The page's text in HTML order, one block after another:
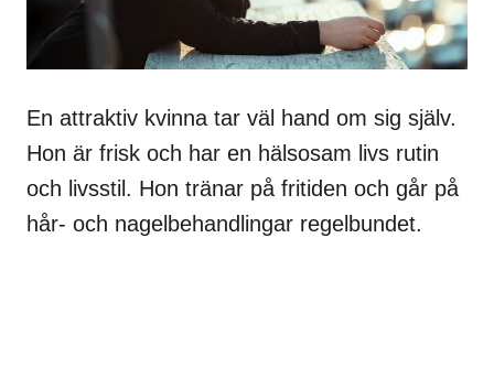
En attraktiv kvinna tar väl hand om sig själv.
Hon är frisk och har en hälsosam livs rutin
och livsstil. Hon tränar på fritiden och går på
hår- och nagelbehandlingar regelbundet.